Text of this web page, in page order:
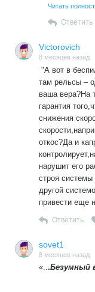
детищами
Читать
Ответить
Victorovich
8 месяцев назад
"А вот в
там рельсы –
ваша вера?На
гарантия
снижения
откос?Да и
нарушит его
строя системы
другой
привести еще
Ответить
sovet1
8 месяцев назад
«...Безумный